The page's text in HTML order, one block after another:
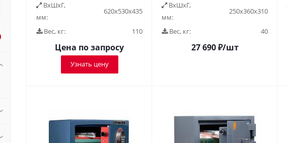
ВxШxГ,
мм:
620х530х435
Вес, кг: 110
Цена по запросу
Узнать цену
ВxШxГ,
мм:
250х360х310
Вес, кг: 40
27 690₽/шт